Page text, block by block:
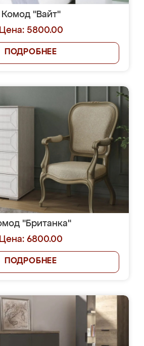
Комод "Вайт"
Цена: 5800.00
ПОДРОБНЕЕ
"Британка"
Цена: 6800.00
ПОДРОБНЕЕ